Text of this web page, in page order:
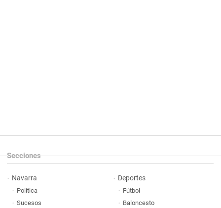
Secciones
Navarra
Política
Sucesos
Deportes
Fútbol
Baloncesto